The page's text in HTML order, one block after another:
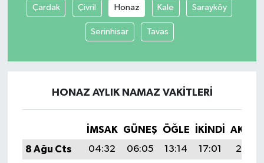
Çardak Çivril Honaz Kale Sarayköy
Serinhisar Tavas
HONAZ AYLIK NAMAZ VAKITLERI
İMSAK GÜNEŞ ÖĞLE İKINDI
8 Ağu Cts
04:32 06:05 13:14 17:01
20:12